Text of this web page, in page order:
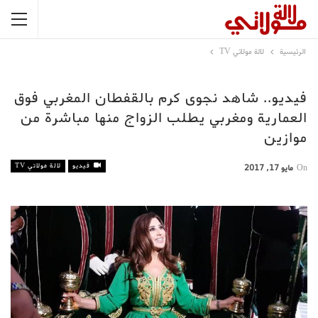
الرئيسية لالة مولاتي TV
فيديو.. شاهد نجوى كرم بالقفطان المغربي فوق
العمارية ومغربي يطلب الزواج منها مباشرة من
موازين
فيديو لالة مولاتي TV On مايو 17, 2017